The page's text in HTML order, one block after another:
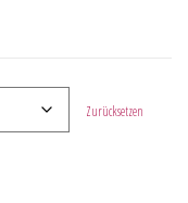
Zurücksetzen